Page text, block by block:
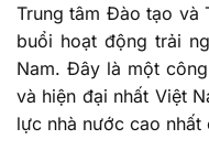
Trung tâm Đào tạo và
buổi hoạt động trải
Nam. Đây là một
và hiện đại nhất Việt
lực nhà nước cao nhất